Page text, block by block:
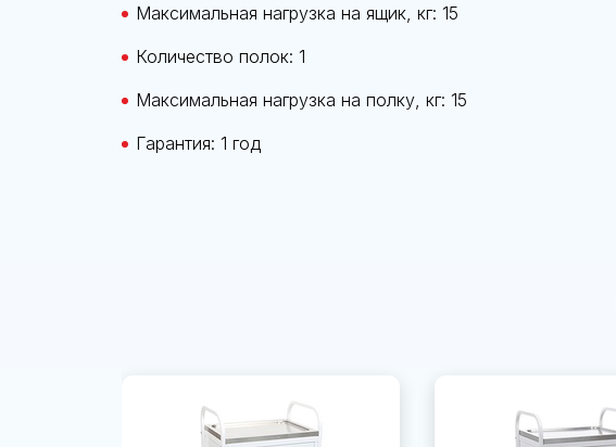
Максимальная нагрузка на ящик, кг: 15
Количество полок: 1
Максимальная нагрузка на полку, кг: 15
Гарантия: 1 год